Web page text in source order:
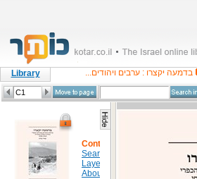
Library בדמעה יקצרו : ערבים ויהודים...
Content
Search in item
Layers
About